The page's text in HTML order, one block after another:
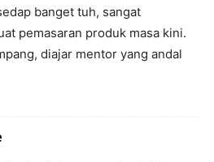
banget tuh, sangat
pemasaran produk masa kini.
diajar mentor yang andal